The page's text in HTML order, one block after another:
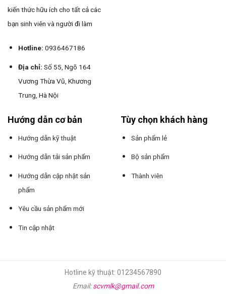
kiến thức hữu ích cho tất cả các
bạn sinh viên và người đi làm
Hotline: 0936467186
Địa chỉ: Số 55, Ngõ 164
Vương Thừa Vũ, Khương
Trung, Hà Nội
Hướng dẫn cơ bản
Hướng dẫn kỹ thuật
Hướng dẫn tải sản phẩm
Hướng dẫn cập nhật sản
phẩm
Yêu cầu sản phẩm mới
Tin cập nhật
Tùy chọn khách hàng
Sản phẩm lẻ
Bộ sản phẩm
Thành viên
Hotline kỹ thuật: 01234567890
Email:scvmlk@gmail.com